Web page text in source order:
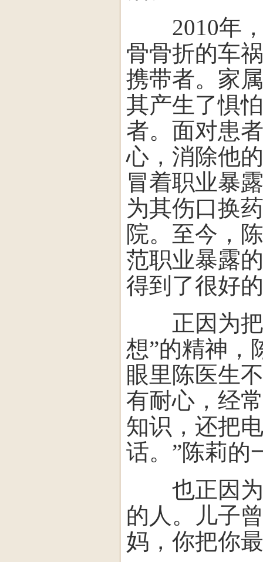
2010年，
骨骨折的车
携带者。家
其产生了惧
者。面对患
心，消除他
冒着职业暴
为其伤口换
院。至今，
范职业暴露
得到了很好
正因为把
想”的精神，
眼里陈医生
有耐心，经
知识，还把
话。”陈莉的
也正因为
的人。儿子
妈，你把你